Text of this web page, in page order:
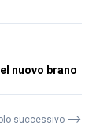
nuovo brano
successivo ⟶